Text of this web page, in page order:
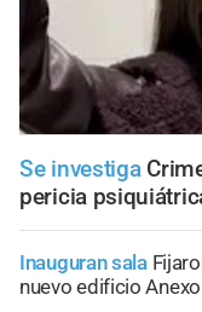
Se investiga
pericia
Inauguran sala
nuevo edificio